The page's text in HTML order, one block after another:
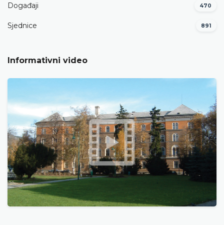
Događaji 470
Sjednice 891
Informativni video